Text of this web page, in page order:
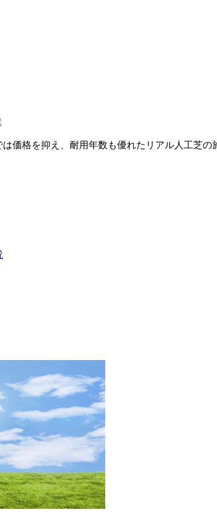
価格を抑え、耐用年数も優れたリアル人工芝